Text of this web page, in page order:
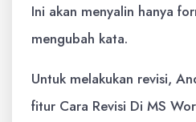
Ini akan menyalin hanya
mengubah kata.
Untuk melakukan revisi,
fitur Cara Revisi Di MS